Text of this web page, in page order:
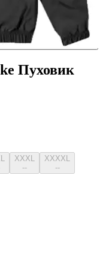
Пуховик
XXXL
--
XXXXL
--